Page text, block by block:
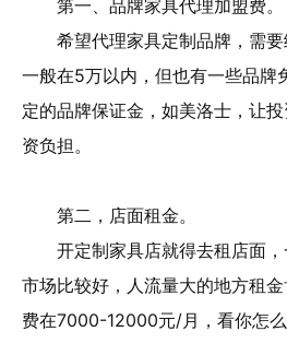
第一、品牌家具代理加盟费。
希望代理家具定制品牌，需要
一般在5万以内，但也有一些品牌
定的品牌保证金，如美洛士，让
资负担。
第二，店面租金。
开定制家具店就得去租店面
市场比较好，人流量大的地方租
费在7000-12000元/月，看你怎